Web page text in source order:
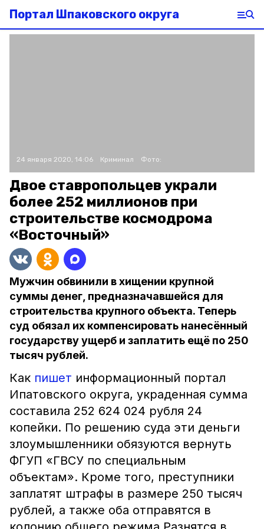
Портал Шпаковского округа
24 января 2020, 14:06 Криминал Фото:
Двое ставропольцев украли
более 252 миллионов при
строительстве космодрома
«Восточный»
Мужчин обвинили в хищении крупной
суммы денег, предназначавшейся для
строительства крупного объекта. Теперь
суд обязал их компенсировать нанесённый
государству ущерб и заплатить ещё по 250
тысяч рублей.
Как пишет информационный портал
Ипатовского округа, украденная сумма
составила 252 624 024 рубля 24
копейки. По решению суда эти деньги
злоумышленники обязуются вернуть
ФГУП «ГВСУ по специальным
объектам». Кроме того, преступники
заплатят штрафы в размере 250 тысяч
рублей, а также оба отправятся в